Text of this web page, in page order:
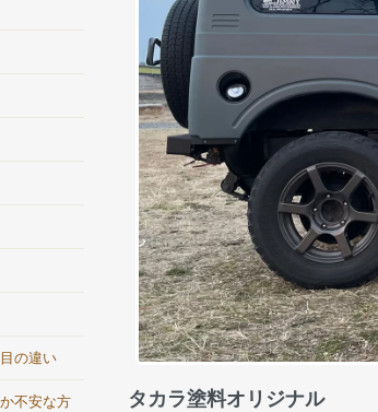
タカラ塗料オリジナル
の違い
不安な方